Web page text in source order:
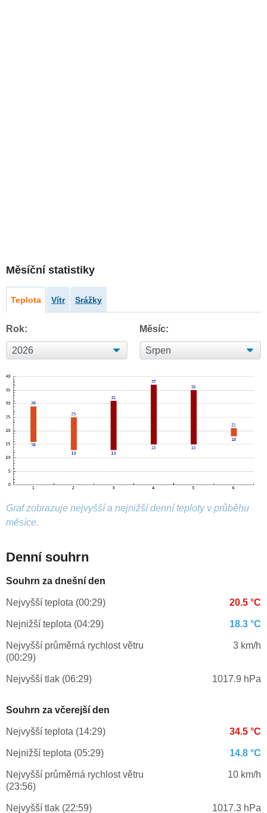
Měsíční statistiky
Teplota Vítr Srážky
Rok: Měsíc:
Graf zobrazuje nejvyšší a nejnižší denní teploty v průběhu
měsíce.
Denní souhrn
Souhrn za dnešní den
Nejvyšší teplota (00:29) 20.5 °C
Nejnižší teplota (04:29) 18.3 °C
Nejvyšší průměrná rychlost větru
(00:29)
3 km/h
Nejvyšší tlak (06:29) 1017.9 hPa
Souhrn za včerejší den
Nejvyšší teplota (14:29) 34.5 °C
Nejnižší teplota (05:29) 14.8 °C
Nejvyšší průměrná rychlost větru
(23:56)
10 km/h
Nejvyšší tlak (22:59) 1017.3 hPa